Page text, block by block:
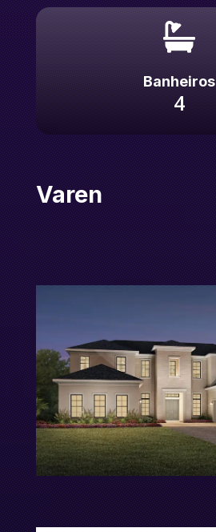

Banheiros
4
Varen